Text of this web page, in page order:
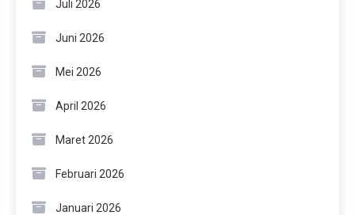
Juli 2026
Juni 2026
Mei 2026
April 2026
Maret 2026
Februari 2026
Januari 2026